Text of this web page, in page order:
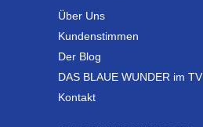
Über Uns
Kundenstimmen
Der Blog
DAS BLAUE WUNDER im TV
Kontakt